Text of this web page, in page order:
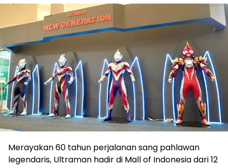
Merayakan 60 tahun perjalanan sang pahlawan
legendaris, Ultraman hadir di Mall of Indonesia dari 12